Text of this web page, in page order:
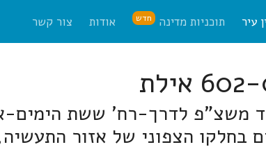
עיר תוכניות מדינה חדש אודות צור קשר
משצ"פ לדרך-רח' ששת
בחלקו הצפוני של אזור